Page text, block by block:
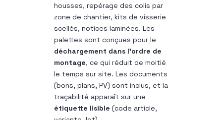
housses, repérage des colis par
zone de chantier, kits de visserie
scellés, notices laminées. Les
palettes sont conçues pour le
déchargement dans l’ordre de
montage, ce qui réduit de moitié
le temps sur site. Les documents
(bons, plans, PV) sont inclus, et la
traçabilité apparaît sur une
étiquette lisible (code article,